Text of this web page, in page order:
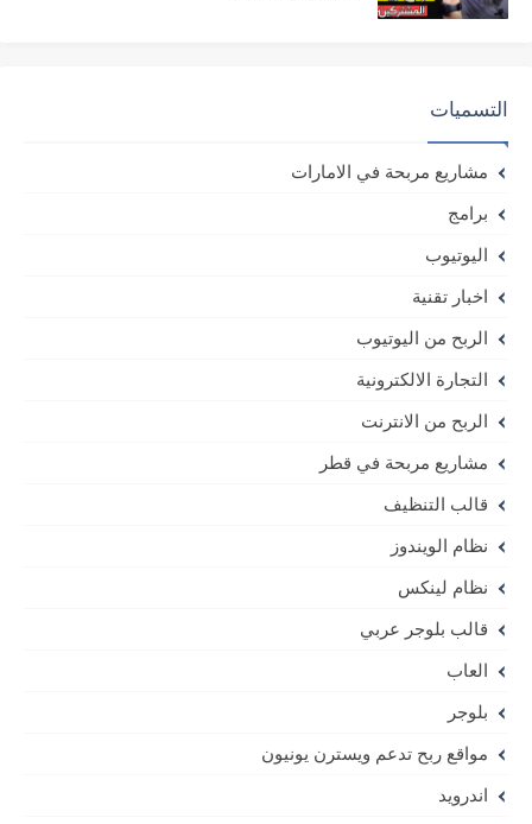
التسميات
مشاريع مربحة في الامارات
برامج
اليوتيوب
اخبار تقنية
الربح من اليوتيوب
التجارة الالكترونية
الربح من الانترنت
مشاريع مربحة في قطر
قالب التنظيف
نظام الويندوز
نظام لينكس
قالب بلوجر عربي
العاب
بلوجر
مواقع ربح تدعم ويسترن يونيون
اندرويد